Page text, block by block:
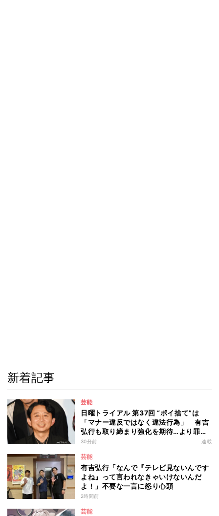
新着記事
芸能
日曜トライアル 第37回 “ポイ捨て”は
「マナー違反ではなく違法行為」 有吉
弘行も取り締まり強化を期待…より罪が
重くなる“ポイ捨て”とは 大垣優希弁護
30分前 連載
芸能
有吉弘行「なんで『テレビ見ないんです
よね』って言われなきゃいけないんだ
よ！」不要な一言に怒り心頭
2時間前
芸能